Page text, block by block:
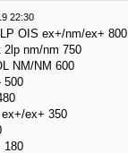
22:30
OIS ex+/nm/ex+ 800
2lp nm/nm 750
NM/NM 600
500
ex+ 350
180